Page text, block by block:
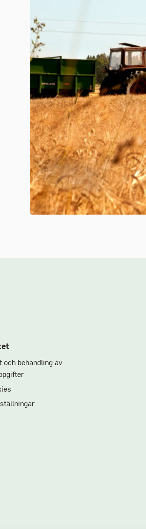
och behandling av